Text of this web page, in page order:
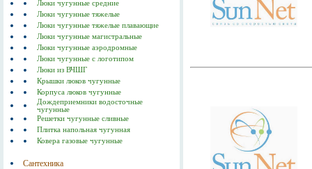
Люки чугунные средние
Люки чугунные тяжелые
Люки чугунные тяжелые плавающие
Люки чугунные магистральные
Люки чугунные аэродромные
Люки чугунные с логотипом
Люки из ВЧШГ
Крышки люков чугунные
Корпуса люков чугунные
Дождеприемники водосточные
чугунные
Решетки чугунные сливные
Плитка напольная чугунная
Ковера газовые чугунные
Сантехника